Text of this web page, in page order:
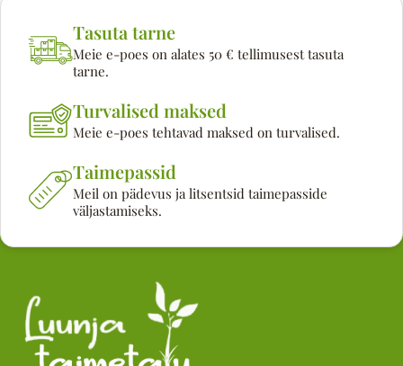
Tasuta tarne
Meie e-poes on alates 50 € tellimusest tasuta
tarne.
Turvalised maksed
Meie e-poes tehtavad maksed on turvalised.
Taimepassid
Meil on pädevus ja litsentsid taimepasside
väljastamiseks.